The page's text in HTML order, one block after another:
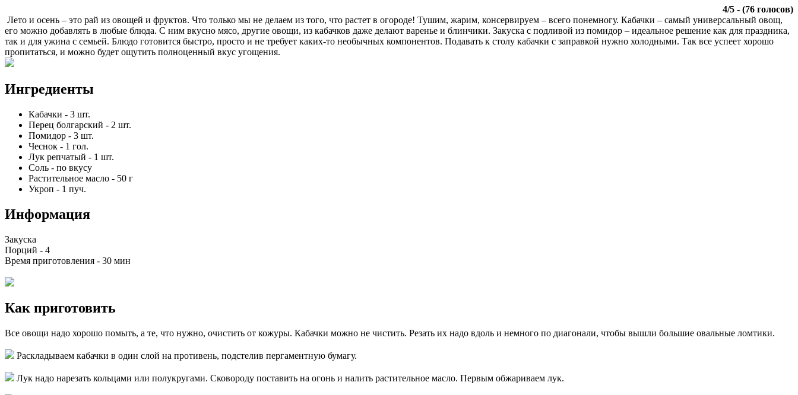
4/5 - (76 голосов)
Лето и осень – это рай из овощей и фруктов. Что только мы не делаем из того, что растет в огороде! Тушим, жарим, консервируем – всего понемногу. Кабачки – самый универсальный овощ,
его можно добавлять в любые блюда. С ним вкусно мясо, другие овощи, из кабачков даже делают варенье и блинчики. Закуска с подливой из помидор – идеальное решение как для праздника,
так и для ужина с семьей. Блюдо готовится быстро, просто и не требует каких-то необычных компонентов. Подавать к столу кабачки с заправкой нужно холодными. Так все успеет хорошо
пропитаться, и можно будет ощутить полноценный вкус угощения.
Ингредиенты
Кабачки - 3 шт.
Перец болгарский - 2 шт.
Помидор - 3 шт.
Чеснок - 1 гол.
Лук репчатый - 1 шт.
Соль - по вкусу
Растительное масло - 50 г
Укроп - 1 пуч.
Информация
Закуска
Порций - 4
Время приготовления - 30 мин
Как приготовить
Все овощи надо хорошо помыть, а те, что нужно, очистить от кожуры. Кабачки можно не чистить. Резать их надо вдоль и немного по диагонали, чтобы вышли большие овальные ломтики.
Раскладываем кабачки в один слой на противень, подстелив пергаментную бумагу.
Лук надо нарезать кольцами или полукругами. Сковороду поставить на огонь и налить растительное масло. Первым обжариваем лук.